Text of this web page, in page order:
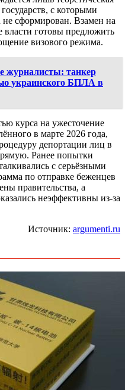
с которыми
не сформирован. Взамен на
власти готовы предложить
визового режима.
журналисты: танкер
украинского БПЛА в
курса на ужесточение
в марте 2026 года,
депортации лиц в
Ранее попытки
с серьёзными
по отправке беженцев
правительства, а
неэффективны из-за
Источник: argumenti.ru